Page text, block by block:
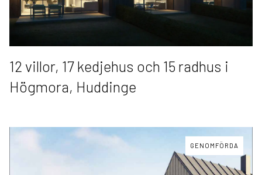
12 villor, 17 kedjehus och 15 radhus i
Högmora, Huddinge
GENOMFÖRDA